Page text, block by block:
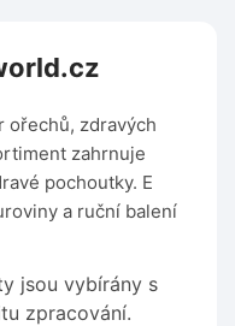
ořechů, zdravých
zahrnuje
pochoutky. E
a ruční balení
jsou vybírány s
zpracování.